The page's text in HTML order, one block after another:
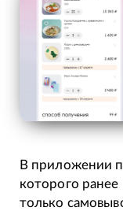
В приложении
которого
только